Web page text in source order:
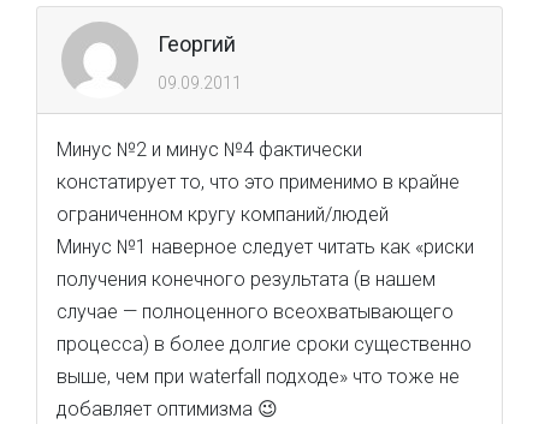
Георгий
09.09.2011
Минус №2 и минус №4 фактически
констатирует то, что это применимо в крайне
ограниченном кругу компаний/людей
Минус №1 наверное следует читать как «риски
получения конечного результата (в нашем
случае — полноценного всеохватывающего
процесса) в более долгие сроки существенно
выше, чем при waterfall подходе» что тоже не
добавляет оптимизма 😉